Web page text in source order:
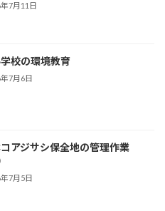
7月11日
校の環境教育
7月6日
アジサシ保全地の管理作業
7月5日